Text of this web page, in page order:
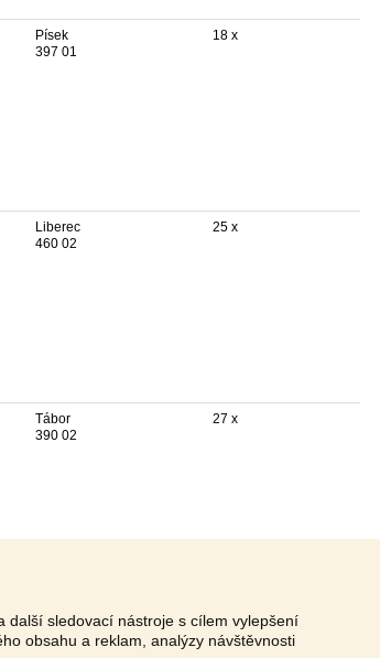
další sledovací nástroje s cílem vylepšení
obsahu a reklam, analýzy návštěvnosti
Písek
397 01
18 x
Liberec
460 02
25 x
Tábor
390 02
27 x